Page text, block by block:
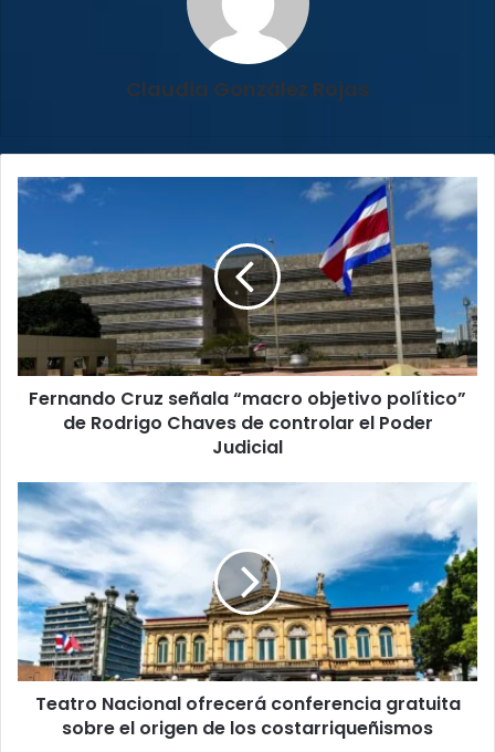
Claudia González Rojas
Fernando
“macro
objetivo
político”
de
Chaves
de
controlar
Judicial
Fernando Cruz señala “macro objetivo político”
de Rodrigo Chaves de controlar el Poder
Judicial
Teatro
Nacional
ofrecerá
conferencia
gratuita
sobre
el
origen
de
costarriqueñismos
Teatro Nacional ofrecerá conferencia gratuita
sobre el origen de los costarriqueñismos